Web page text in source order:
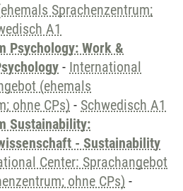
Sprachenzentrum;
A1
Psychology: Work &
- International
(ehemals
ohne CPs) - Schwedisch A1
Sustainability:
- Sustainability
Center: Sprachangebot
ohne CPs) -